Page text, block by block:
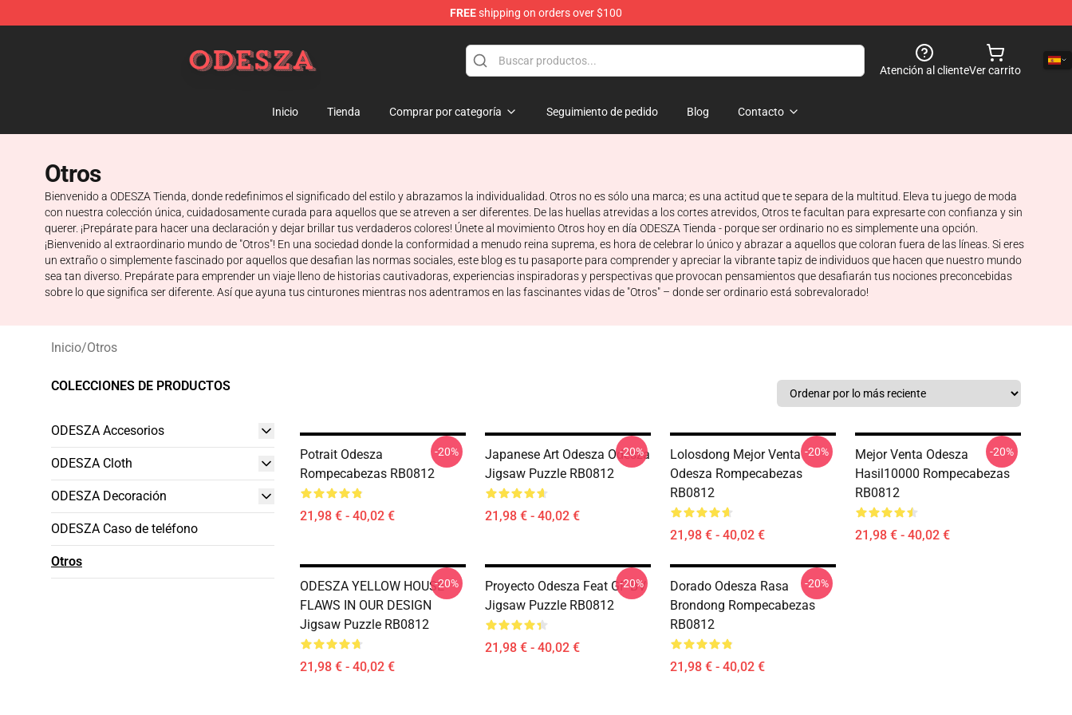
FREEshipping on orders over $100
Atención al clienteVer carrito
Inicio Tienda Comprar por categoría Seguimiento de pedido Blog Contacto
Otros
Bienvenido a ODESZA Tienda, donde redefinimos el significado del estilo y abrazamos la individualidad. Otros no es sólo una marca; es una actitud que te separa de la multitud. Eleva tu juego de moda
con nuestra colección única, cuidadosamente curada para aquellos que se atreven a ser diferentes. De las huellas atrevidas a los cortes atrevidos, Otros te facultan para expresarte con confianza y sin
querer. ¡Prepárate para hacer una declaración y dejar brillar tus verdaderos colores! Únete al movimiento Otros hoy en día ODESZA Tienda - porque ser ordinario no es simplemente una opción.
¡Bienvenido al extraordinario mundo de "Otros"! En una sociedad donde la conformidad a menudo reina suprema, es hora de celebrar lo único y abrazar a aquellos que coloran fuera de las líneas. Si eres
un extraño o simplemente fascinado por aquellos que desafian las normas sociales, este blog es tu pasaporte para comprender y apreciar la vibrante tapiz de individuos que hacen que nuestro mundo
sea tan diverso. Prepárate para emprender un viaje lleno de historias cautivadoras, experiencias inspiradoras y perspectivas que provocan pensamientos que desafiarán tus nociones preconcebidas
sobre lo que significa ser diferente. Así que ayuna tus cinturones mientras nos adentramos en las fascinantes vidas de "Otros" – donde ser ordinario está sobrevalorado!
Inicio/Otros
COLECCIONES DE PRODUCTOS
ODESZA Accesorios
ODESZA Cloth
ODESZA Decoración
ODESZA Caso de teléfono
Otros
Potrait Odesza
Rompecabezas RB0812
21,98 € - 40,02 €
-20%
Japanese Art Odesza Odesza
Jigsaw Puzzle RB0812
21,98 € - 40,02 €
-20%
Lolosdong Mejor Venta
Odesza Rompecabezas
RB0812
21,98 € - 40,02 €
-20%
Mejor Venta Odesza
Hasil10000 Rompecabezas
RB0812
21,98 € - 40,02 €
-20%
ODESZA YELLOW HOUSE
FLAWS IN OUR DESIGN
Jigsaw Puzzle RB0812
21,98 € - 40,02 €
-20%
Proyecto Odesza Feat GF BV
Jigsaw Puzzle RB0812
21,98 € - 40,02 €
-20%
Dorado Odesza Rasa
Brondong Rompecabezas
RB0812
21,98 € - 40,02 €
-20%